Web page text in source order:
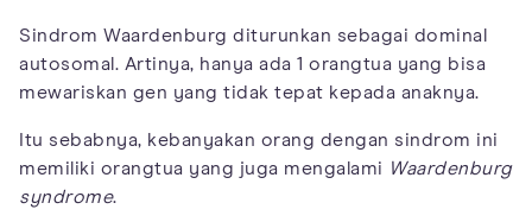
Sindrom Waardenburg diturunkan sebagai dominal
autosomal. Artinya, hanya ada 1 orangtua yang bisa
mewariskan gen yang tidak tepat kepada anaknya.
Itu sebabnya, kebanyakan orang dengan sindrom ini
memiliki orangtua yang juga mengalami Waardenburg
syndrome.